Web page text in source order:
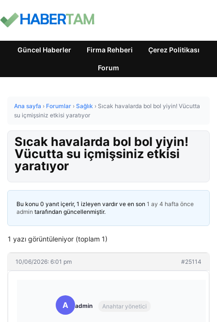
Güncel Haberler Firma Rehberi Çerez Politikası
Forum
Ana sayfa › Forumlar › Sağlık › Sıcak havalarda bol bol yiyin! Vücutta
su içmişsiniz etkisi yaratıyor
Sıcak havalarda bol bol yiyin!
Vücutta su içmişsiniz etkisi
yaratıyor
Bu konu 0 yanıt içerir, 1 izleyen vardır ve en son 1 ay 4 hafta önce
admin tarafından güncellenmiştir.
1 yazı görüntüleniyor (toplam 1)
10/06/2026: 6:01 pm #25114
A admin Anahtar yönetici